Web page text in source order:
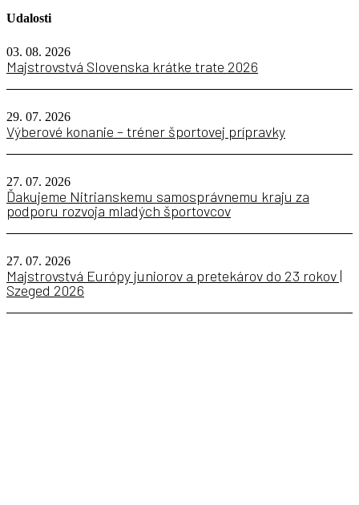
Udalosti
03. 08. 2026
Majstrovstvá Slovenska krátke trate 2026
29. 07. 2026
Výberové konanie – tréner športovej prípravky
27. 07. 2026
Ďakujeme Nitrianskemu samosprávnemu kraju za
podporu rozvoja mladých športovcov
27. 07. 2026
Majstrovstvá Európy juniorov a pretekárov do 23 rokov |
Szeged 2026